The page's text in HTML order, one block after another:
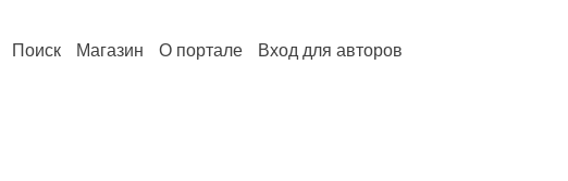
Поиск Магазин О портале Вход для авторов